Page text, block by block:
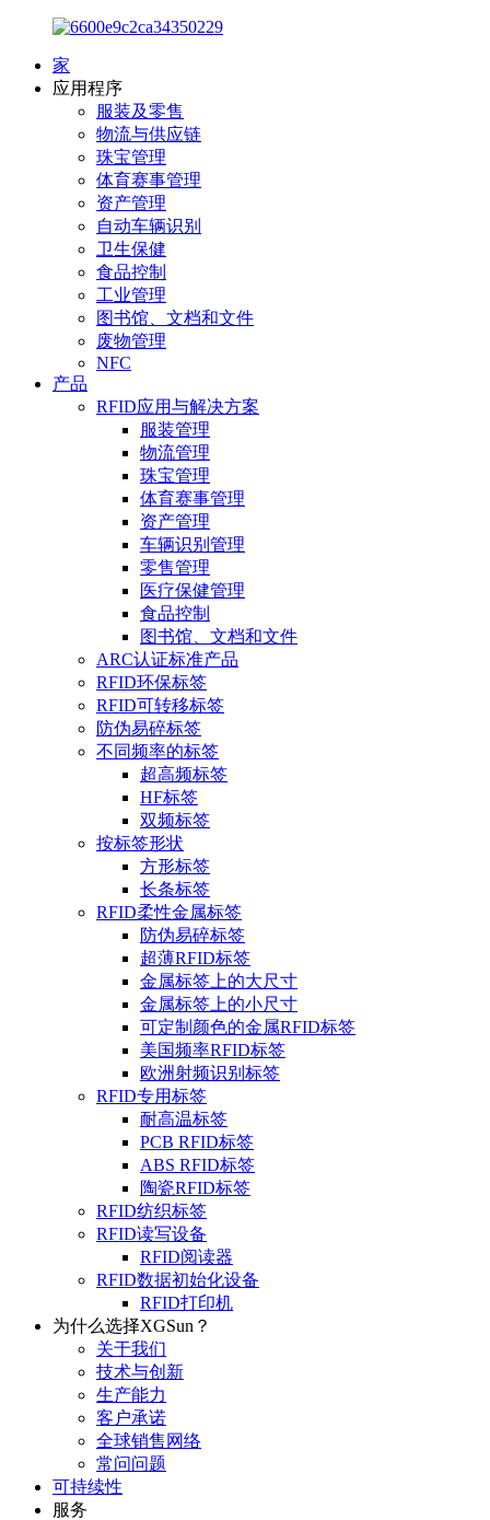
家
应用程序
服装及零售
物流与供应链
珠宝管理
体育赛事管理
资产管理
自动车辆识别
卫生保健
食品控制
工业管理
图书馆、文档和文件
废物管理
NFC
产品
RFID应用与解决方案
服装管理
物流管理
珠宝管理
体育赛事管理
资产管理
车辆识别管理
零售管理
医疗保健管理
食品控制
图书馆、文档和文件
ARC认证标准产品
RFID环保标签
RFID可转移标签
防伪易碎标签
不同频率的标签
超高频标签
HF标签
双频标签
按标签形状
方形标签
长条标签
RFID柔性金属标签
防伪易碎标签
超薄RFID标签
金属标签上的大尺寸
金属标签上的小尺寸
可定制颜色的金属RFID标签
美国频率RFID标签
欧洲射频识别标签
RFID专用标签
耐高温标签
PCB RFID标签
ABS RFID标签
陶瓷RFID标签
RFID纺织标签
RFID读写设备
RFID阅读器
RFID数据初始化设备
RFID打印机
为什么选择XGSun？
关于我们
技术与创新
生产能力
客户承诺
全球销售网络
常问问题
可持续性
服务